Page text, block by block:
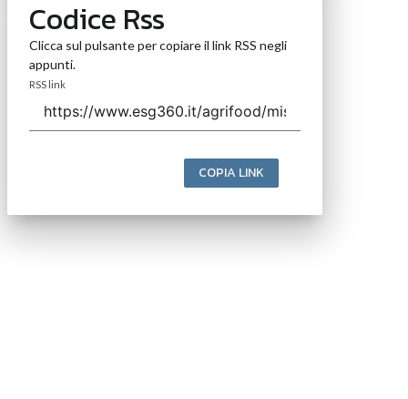
Codice Rss
Clicca sul pulsante per copiare il link RSS negli
appunti.
RSS link
COPIA LINK